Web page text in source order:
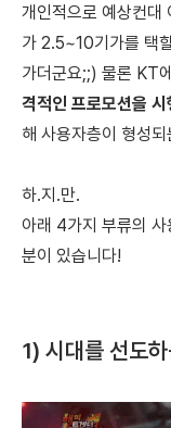
개인적으로 예상컨대
가 2.5~10기가를 택
가더군요;;) 물론 KT
격적인 프로모션을 시
해 사용자층이 형성
하.지.만.
아래 4가지 부류의 사
분이 있습니다!
1) 시대를 선도